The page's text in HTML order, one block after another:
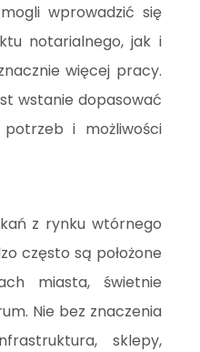
wprowadzić się
notarialnego, jak i
więcej pracy.
wstanie dopasować
i możliwości
z rynku wtórnego
często są położone
miasta, świetnie
Nie bez znaczenia
sklepy,